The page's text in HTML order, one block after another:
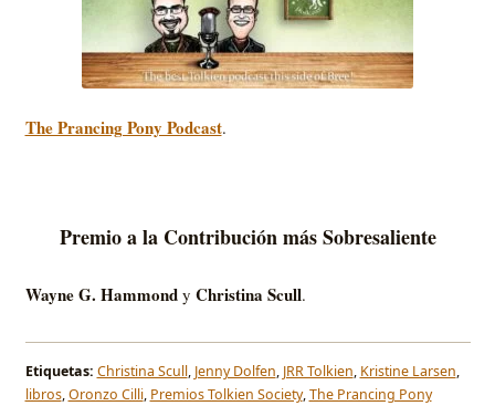
The Prancing Pony Podcast.
Premio a la Contribución más Sobresaliente
Wayne G. Hammond y Christina Scull.
Etiquetas: Christina Scull, Jenny Dolfen, JRR Tolkien, Kristine Larsen,
libros,Oronzo Cilli, Premios Tolkien Society,The Prancing Pony